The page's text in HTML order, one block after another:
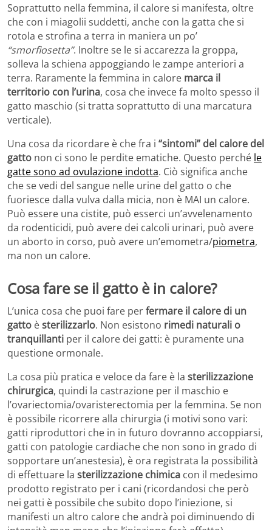
Soprattutto nella femmina, il calore si manifesta, oltre
che con i miagolii suddetti, anche con la gatta che si
rotola e strofina a terra in maniera un po’
“smorfiosetta”. Inoltre se le si accarezza la groppa,
solleva la schiena appoggiando le zampe anteriori a
terra. Raramente la femmina in calore marca il
territorio con l’urina, cosa che invece fa molto spesso il
gatto maschio (si tratta soprattutto di una marcatura
verticale).
Una cosa da ricordare è che fra i “sintomi” del calore del
gatto non ci sono le perdite ematiche. Questo perché le
gatte sono ad ovulazione indotta. Ciò significa anche
che se vedi del sangue nelle urine del gatto o che
fuoriesce dalla vulva dalla micia, non è MAI un calore.
Può essere una cistite, può esserci un’avvelenamento
da rodenticidi, può avere dei calcoli urinari, può avere
un aborto in corso, può avere un’emometra/piometra,
ma non un calore.
Cosa fare se il gatto è in calore?
L’unica cosa che puoi fare perfermare il calore di un
gatto èsterilizzarlo. Non esistono rimedi naturali o
tranquillanti per il calore dei gatti: è puramente una
questione ormonale.
La cosa più pratica e veloce da fare è la sterilizzazione
chirurgica, quindi la castrazione per il maschio e
l’ovariectomia/ovaristerectomia per la femmina. Se non
è possibile ricorrere alla chirurgia (i motivi sono vari:
gatti riproduttori che in in futuro dovranno accoppiarsi,
gatti con patologie cardiache che non sono in grado di
sopportare un’anestesia), è ora registrata la possibilità
di effettuare la sterilizzazione chimica con il medesimo
prodotto registrato per i cani (ricordandosi che però
nei gatti è possibile che subito dopo l’iniezione, si
manifesti un altro calore che andrà poi diminuendo di